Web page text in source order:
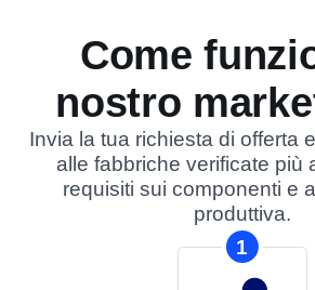
Come
nostro
Invia la tua richiesta di offerta
alle fabbriche verificate più
requisiti sui componenti e
produttiva.
1